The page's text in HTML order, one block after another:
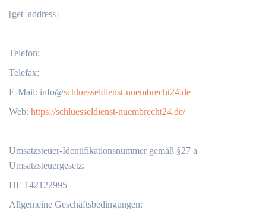
[get_address]
Telefon:
Telefax:
‬E-Mail: info@schluesseldienst-nuembrecht24.de
Web: https://schluesseldienst-nuembrecht24.de/
Umsatzsteuer-Identifikationsnummer gemäß §27 a
Umsatzsteuergesetz:
DE 142122995
Allgemeine Geschäftsbedingungen: